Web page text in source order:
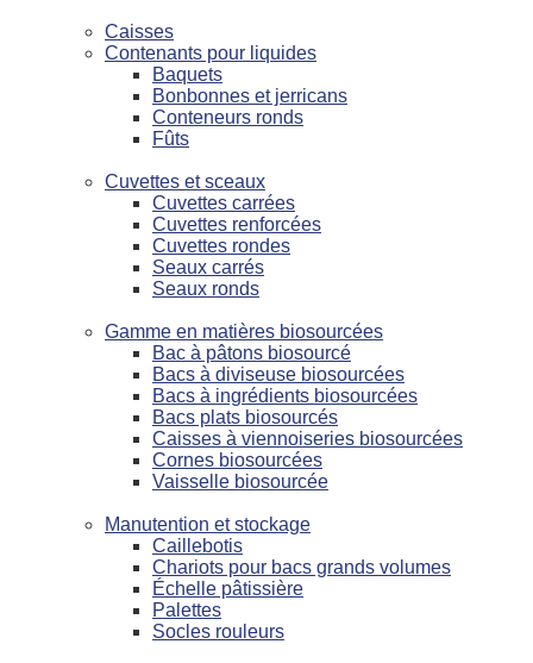
Caisses
Contenants pour liquides
Baquets
Bonbonnes et jerricans
Conteneurs ronds
Fûts
Cuvettes et sceaux
Cuvettes carrées
Cuvettes renforcées
Cuvettes rondes
Seaux carrés
Seaux ronds
Gamme en matières biosourcées
Bac à pâtons biosourcé
Bacs à diviseuse biosourcées
Bacs à ingrédients biosourcées
Bacs plats biosourcés
Caisses à viennoiseries biosourcées
Cornes biosourcées
Vaisselle biosourcée
Manutention et stockage
Caillebotis
Chariots pour bacs grands volumes
Échelle pâtissière
Palettes
Socles rouleurs